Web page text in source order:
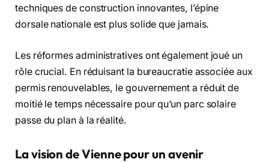
techniques de construction innovantes, l’épine
dorsale nationale est plus solide que jamais.
Les réformes administratives ont également joué un
rôle crucial. En réduisant la bureaucratie associée aux
permis renouvelables, le gouvernement a réduit de
moitié le temps nécessaire pour qu’un parc solaire
passe du plan à la réalité.
La vision de Vienne pour un avenir